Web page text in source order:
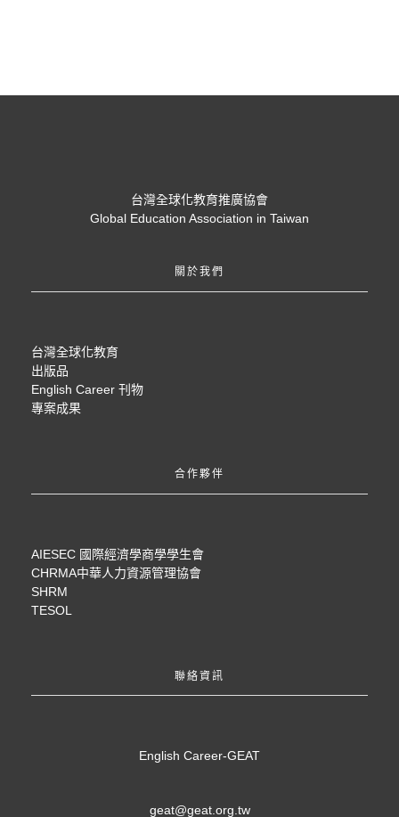
台灣全球化教育推廣協會
Global Education Association in Taiwan
關於我們
台灣全球化教育
出版品
English Career 刊物
專案成果
合作夥伴
AIESEC 國際經濟學商學學生會
CHRMA中華人力資源管理協會
SHRM
TESOL
聯絡資訊
English Career-GEAT
geat@geat.org.tw